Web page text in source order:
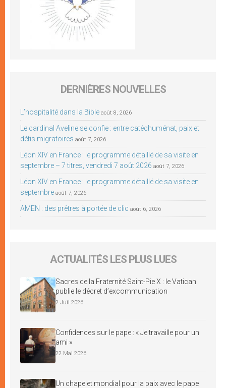
DERNIÈRES NOUVELLES
L’hospitalité dans la Bible août 8, 2026
Le cardinal Aveline se confie : entre catéchuménat, paix et
défis migratoires août 7, 2026
Léon XIV en France : le programme détaillé de sa visite en
septembre – 7 titres, vendredi 7 août 2026 août 7, 2026
Léon XIV en France : le programme détaillé de sa visite en
septembre août 7, 2026
AMEN : des prêtres à portée de clic août 6, 2026
ACTUALITÉS LES PLUS LUES
Sacres de la Fraternité Saint-Pie X : le Vatican
publie le décret d’excommunication
2 Juil 2026
Confidences sur le pape : « Je travaille pour un
ami »
22 Mai 2026
Un chapelet mondial pour la paix avec le pape